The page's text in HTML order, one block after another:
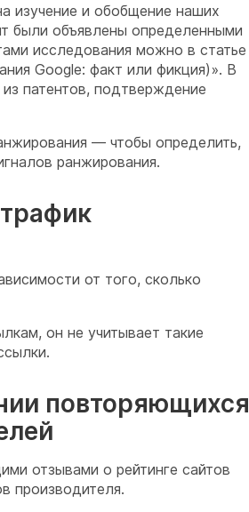
изучение и обобщение наших
были объявлены определенными
исследования можно в статье
Google: факт или фикция)». В
патентов, подтверждение
— чтобы определить,
ранжирования.
от того, сколько
он не учитывает такие
повторяющихся
отзывами о рейтинге сайтов
производителя.